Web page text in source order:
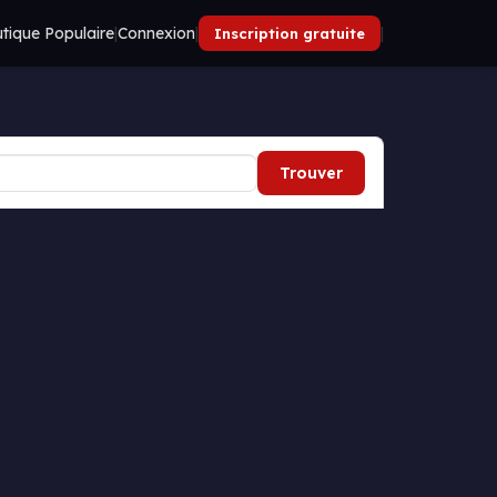
Populaire|Connexion| Inscription gratuite |
Trouver